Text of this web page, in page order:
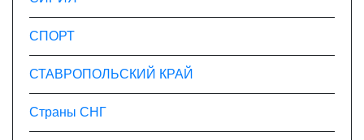
СПОРТ
СТАВРОПОЛЬСКИЙ КРАЙ
Страны СНГ